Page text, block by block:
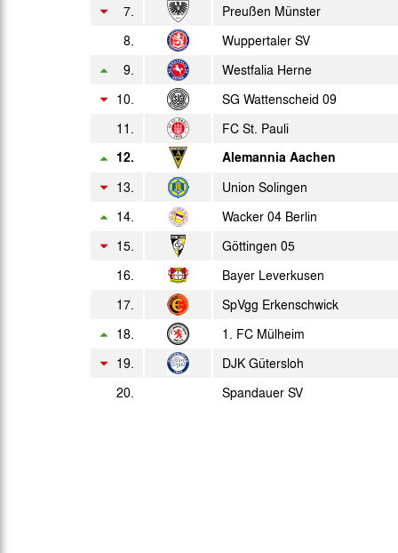
2. L. So. 16.05.1976
Fr. 21.05.1976
2. L.
2. L. Fr. 28.05.1976
2. L. Sa. 05.06.1976
So. 13.06.1976
Sp. Datum
Mi. 08.10.2025
7. Preußen Münster
8. Wuppertaler SV
9. Westfalia Herne
10. SG Wattenscheid 09
11. FC St. Pauli
12.
Alemannia Aachen
13. Union Solingen
14. Wacker 04 Berlin
15. Göttingen 05
16. Bayer Leverkusen
17. SpVgg Erkenschwick
18. 1. FC Mülheim
19. DJK Gütersloh
20. Spandauer SV